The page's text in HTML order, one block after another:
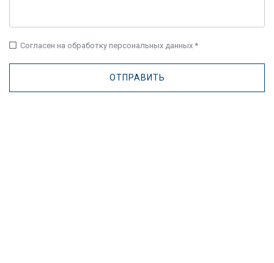
check_box_outline_blank Согласен на обработку персональных данных *